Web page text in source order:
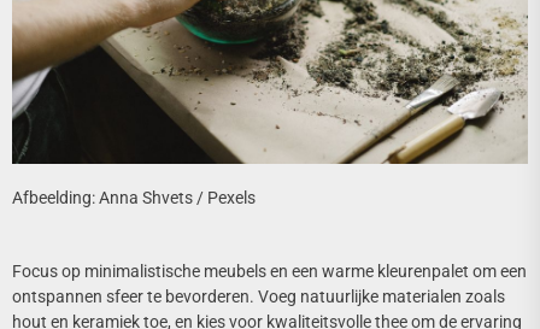
Afbeelding: Anna Shvets / Pexels
Focus op minimalistische meubels en een warme kleurenpalet om een
ontspannen sfeer te bevorderen. Voeg natuurlijke materialen zoals
hout en keramiek toe, en kies voor kwaliteitsvolle thee om de ervaring